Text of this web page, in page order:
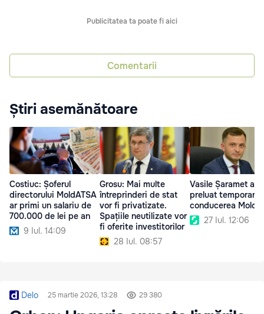
Publicitatea ta poate fi aici
Comentarii
Știri asemănătoare
Costiuc: Șoferul
directorului MoldATSA
ar primi un salariu de
700.000 de lei pe an
9 Iul. 14:09
Grosu: Mai multe
întreprinderi de stat
vor fi privatizate.
Spațiile neutilizate vor
fi oferite investitorilor
28 Iul. 08:57
Vasile Șaramet a
preluat temporar
conducerea
27 Iul. 12:06
Delo 25 martie 2026, 13:28 29 380